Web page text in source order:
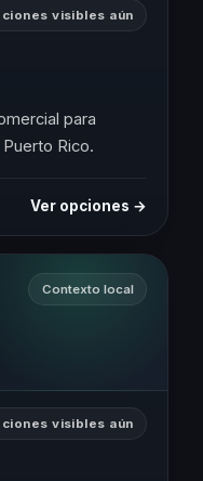
visibles aún
para
Rico.
Ver opciones →
Contexto local
visibles aún